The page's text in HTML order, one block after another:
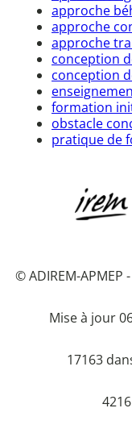
approche
approche
approche
conception
conception
formation
obstacle
pratique de
© ADIREM-APMEP
Mise à jour
17163